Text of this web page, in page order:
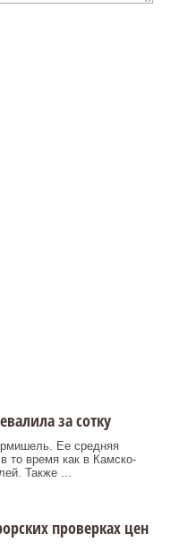
за сотку
Ее средняя
то время как в Камско-
Также ...
проверках цен